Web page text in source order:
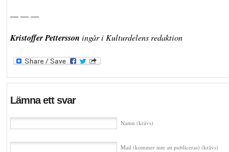
— — —
Kristoffer Pettersson ingår i Kulturdelens redaktion
Lämna ett svar
Namn (krävs)
Mail (kommer inte att publiceras) (krävs)